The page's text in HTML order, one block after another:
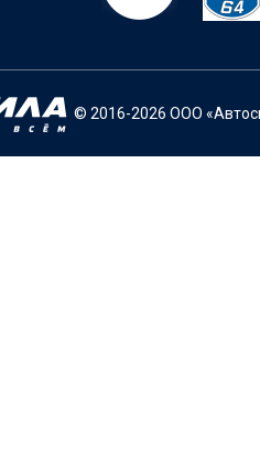
© 2016-2026 ООО